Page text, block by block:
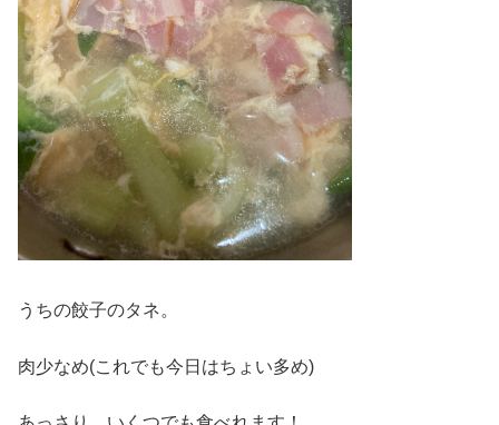
うちの餃子のタネ。
肉少なめ(これでも今日はちょい多め)